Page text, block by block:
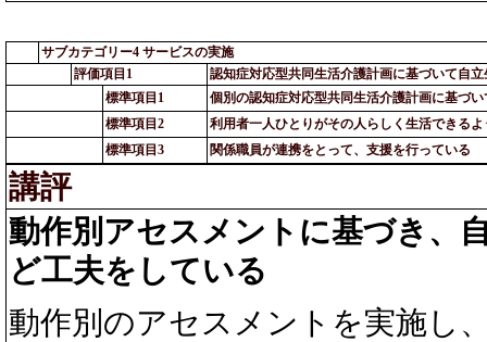
サブカテゴリー4 サービスの実施
評価項目1
認知症対応型共同生活介護計画に基づいて自
標準項目1
個別の認知症対応型共同生活介護計画に基づ
標準項目2
利用者一人ひとりがその人らしく生活できる
標準項目3
関係職員が連携をとって、支援を行っている
講評
動作別アセスメントに基づき、
ど工夫をしている
動作別のアセスメントを実施し